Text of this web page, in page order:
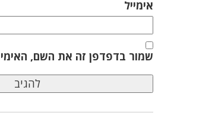
אימייל
שמור בדפדפן זה את השם,